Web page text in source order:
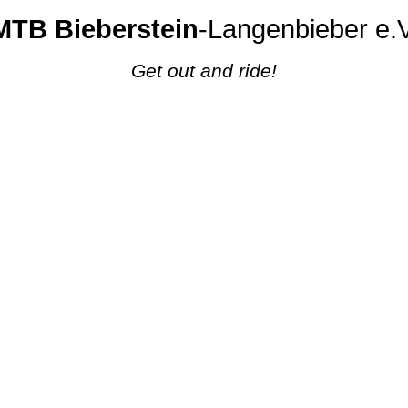
Bieberstein-Langenbieber
Get out and ride!